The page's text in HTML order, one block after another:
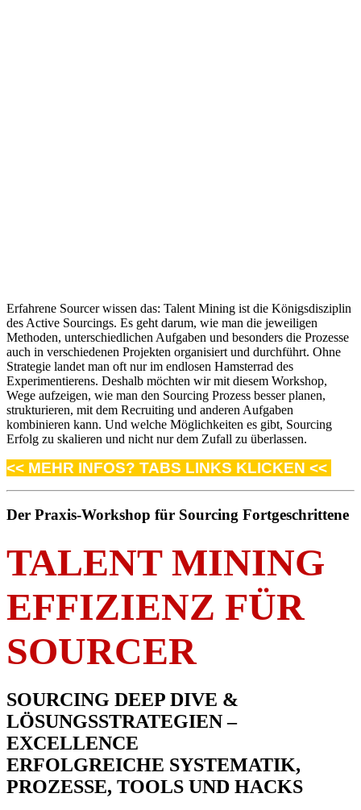
Erfahrene Sourcer wissen das: Talent Mining ist die Königsdisziplin
des Active Sourcings. Es geht darum, wie man die jeweiligen
Methoden, unterschiedlichen Aufgaben und besonders die Prozesse
auch in verschiedenen Projekten organisiert und durchführt. Ohne
Strategie landet man oft nur im endlosen Hamsterrad des
Experimentierens. Deshalb möchten wir mit diesem Workshop,
Wege aufzeigen, wie man den Sourcing Prozess besser planen,
strukturieren, mit dem Recruiting und anderen Aufgaben
kombinieren kann. Und welche Möglichkeiten es gibt, Sourcing
Erfolg zu skalieren und nicht nur dem Zufall zu überlassen.
<< MEHR INFOS? TABS LINKS KLICKEN <<
Der Praxis-Workshop für Sourcing Fortgeschrittene
TALENT MINING
EFFIZIENZ FÜR
SOURCER
SOURCING DEEP DIVE &
LÖSUNGSSTRATEGIEN –
EXCELLENCE
ERFOLGREICHE SYSTEMATIK,
PROZESSE, TOOLS UND HACKS